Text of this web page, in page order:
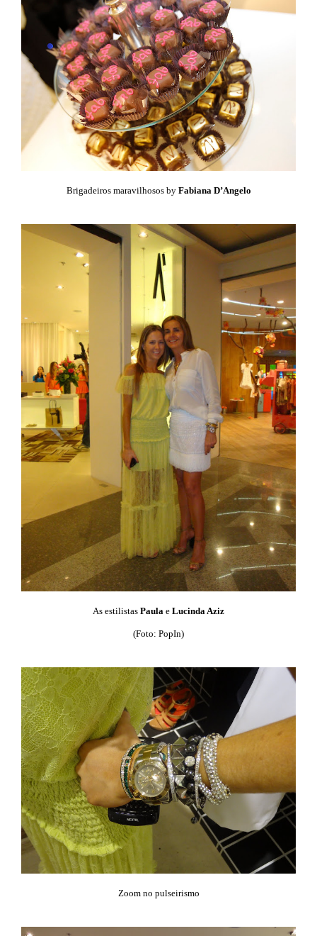
Brigadeiros maravilhosos by Fabiana D’Angelo
As estilistas Paula e Lucinda Aziz
(Foto: PopIn)
Zoom no pulseirismo